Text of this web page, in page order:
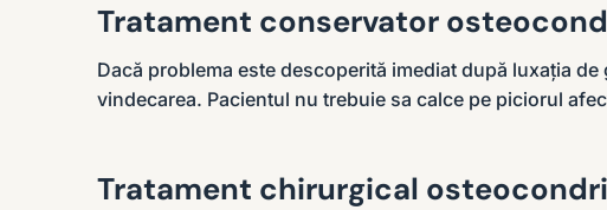
Tratament conservator
Dacă problema este descoperită imediat după luxația
vindecarea. Pacientul nu trebuie sa calce pe piciorul
Tratament chirurgical